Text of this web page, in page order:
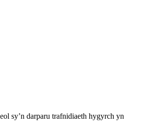
sy’n darparu trafnidiaeth hygyrch yn